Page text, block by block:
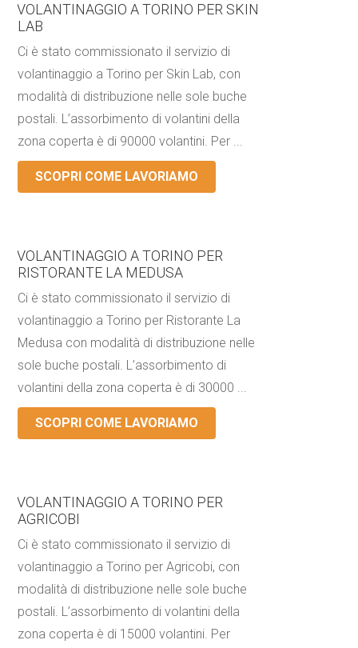
VOLANTINAGGIO A TORINO PER SKIN
LAB
Ci è stato commissionato il servizio di
volantinaggio a Torino per Skin Lab, con
modalità di distribuzione nelle sole buche
postali. L’assorbimento di volantini della
zona coperta è di 90000 volantini. Per ...
SCOPRI COME LAVORIAMO
VOLANTINAGGIO A TORINO PER
RISTORANTE LA MEDUSA
Ci è stato commissionato il servizio di
volantinaggio a Torino per Ristorante La
Medusa con modalità di distribuzione nelle
sole buche postali. L’assorbimento di
volantini della zona coperta è di 30000 ...
SCOPRI COME LAVORIAMO
VOLANTINAGGIO A TORINO PER
AGRICOBI
Ci è stato commissionato il servizio di
volantinaggio a Torino per Agricobi, con
modalità di distribuzione nelle sole buche
postali. L’assorbimento di volantini della
zona coperta è di 15000 volantini. Per